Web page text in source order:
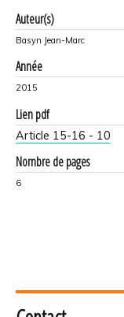
Auteur(s)
Basyn Jean-Marc
Année
2015
Lien pdf
Article 15-16 - 10
Nombre de pages
6